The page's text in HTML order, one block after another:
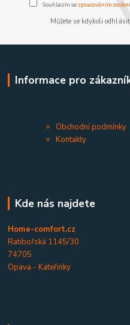
Souhlasím se zpracováním
Můžete se kdykoli
Informace pro
Obchodní podmínky
Kontakty
Kde nás najdete
Home-comfort.cz
Ratibořská 1145/30
74705
Opava - Kateřinky